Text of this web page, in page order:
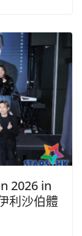
2026 in
利沙伯體